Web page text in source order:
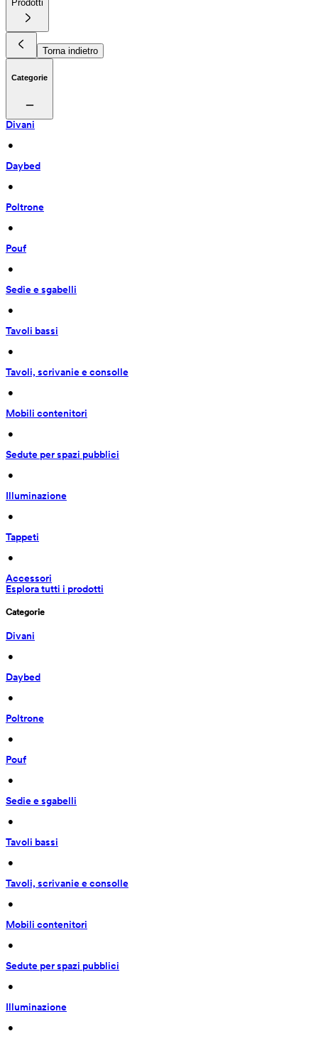
Prodotti
Torna indietro
Categorie
Divani
•
Daybed
•
Poltrone
•
Pouf
•
Sedie e sgabelli
•
Tavoli bassi
•
Tavoli, scrivanie e consolle
•
Mobili contenitori
•
Sedute per spazi pubblici
•
Illuminazione
•
Tappeti
•
Accessori
Esplora tutti i prodotti
Categorie
Divani
•
Daybed
•
Poltrone
•
Pouf
•
Sedie e sgabelli
•
Tavoli bassi
•
Tavoli, scrivanie e consolle
•
Mobili contenitori
•
Sedute per spazi pubblici
•
Illuminazione
•